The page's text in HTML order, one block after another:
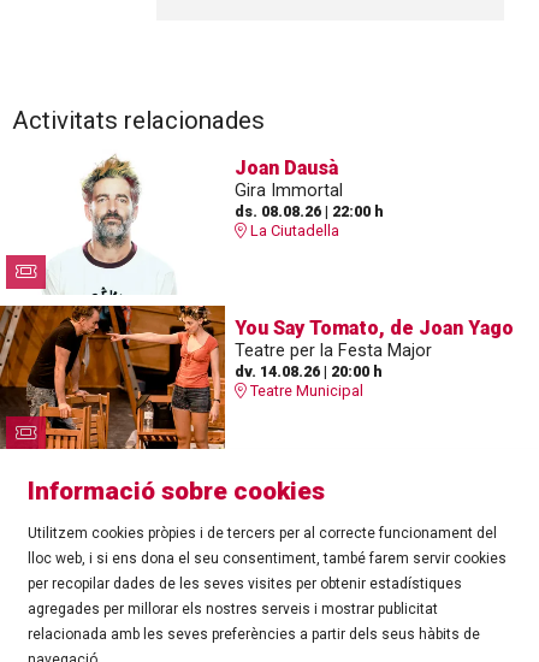
Activitats relacionades
Joan Dausà
Gira Immortal
ds. 08.08.26| 22:00 h
La Ciutadella
You Say Tomato, de Joan Yago
Teatre per la Festa Major
dv. 14.08.26| 20:00 h
Teatre Municipal
©Ajuntament de Roses| C/ Tarragona, 81 | 17480 ROSES
Tel.: 972 25 24 00 |cultura@roses.cat
Informació sobre cookies
Utilitzem cookies pròpies i de tercers per al correcte funcionament del
lloc web, i si ens dona el seu consentiment, també farem servir cookies
per recopilar dades de les seves visites per obtenir estadístiques
agregades per millorar els nostres serveis i mostrar publicitat
relacionada amb les seves preferències a partir dels seus hàbits de